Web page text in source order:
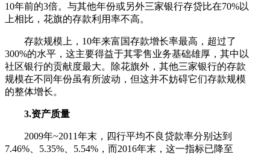
10年前的3倍。与其他年份或另外三家银行存贷比在70%以
上相比，花旗的存款利用率不高。
存款规模上，10年来富国存款增长率最高，超过了
300%的水平，这主要得益于其零售业务基础雄厚，其中以
社区银行的贡献度最大。除花旗外，其他三家银行的存款
规模在不同年份虽有所波动，但这并不妨碍它们存款规模
的整体增长。
3.资产质量
2009年~2011年末，四行平均不良贷款率分别达到
7.46%、5.35%、5.54%，而2016年末，这一指标已降至